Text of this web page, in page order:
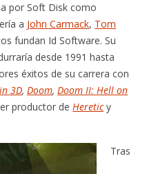
por Soft Disk como
a John Carmack, Tom
fundan Id Software. Su
desde 1991 hasta
éxitos de su carrera con
3D,Doom,Doom II: Hell on
productor deHereticy
Tras